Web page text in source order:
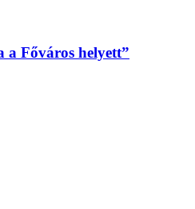
a Főváros helyett”